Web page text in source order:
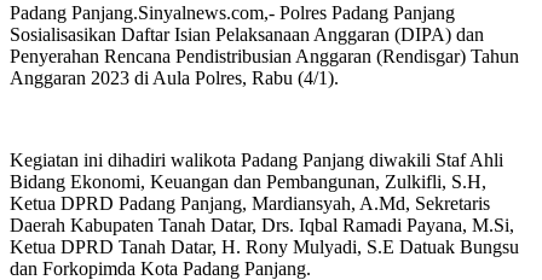
Padang Panjang.Sinyalnews.com,- Polres Padang Panjang
Sosialisasikan Daftar Isian Pelaksanaan Anggaran (DIPA) dan
Penyerahan Rencana Pendistribusian Anggaran (Rendisgar) Tahun
Anggaran 2023 di Aula Polres, Rabu (4/1).
Kegiatan ini dihadiri walikota Padang Panjang diwakili Staf Ahli
Bidang Ekonomi, Keuangan dan Pembangunan, Zulkifli, S.H,
Ketua DPRD Padang Panjang, Mardiansyah, A.Md, Sekretaris
Daerah Kabupaten Tanah Datar, Drs. Iqbal Ramadi Payana, M.Si,
Ketua DPRD Tanah Datar, H. Rony Mulyadi, S.E Datuak Bungsu
dan Forkopimda Kota Padang Panjang.